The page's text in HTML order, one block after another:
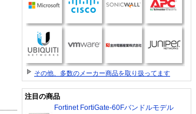
その他、多数のメーカー商品を取り扱ってます
注目の商品
Fortinet FortiGate-60Fバンドルモデル